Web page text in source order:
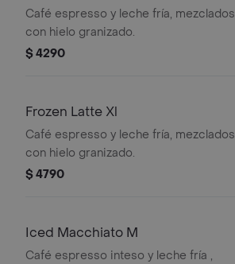
Café espresso y leche fría, mezclados
con hielo granizado.
$ 4290
Frozen Latte Xl
Café espresso y leche fría, mezclados
con hielo granizado.
$ 4790
Iced Macchiato M
Café espresso inteso y leche fría ,